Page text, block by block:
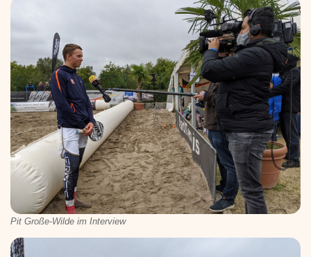
Pit Große-Wilde im Interview